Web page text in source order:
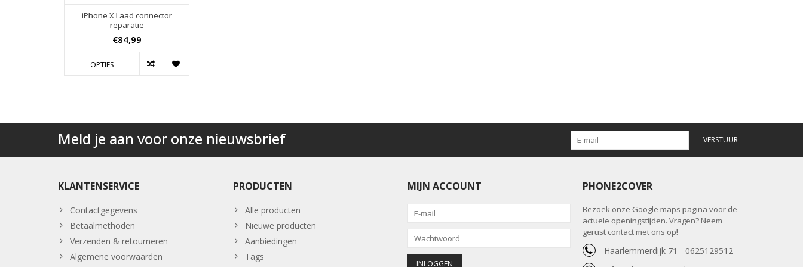
iPhone X Laad connector
reparatie
€84,99
OPTIES
Meld je aan voor onze nieuwsbrief VERSTUUR
KLANTENSERVICE
Contactgegevens
Betaalmethoden
Verzenden & retourneren
Algemene voorwaarden
PRODUCTEN
Alle producten
Nieuwe producten
Aanbiedingen
Tags
MIJN ACCOUNT PHONE2COVER
Bezoek onze Google maps pagina voor de
actuele openingstijden. Vragen? Neem
gerust contact met ons op!
Haarlemmerdijk 71 - 0625129512